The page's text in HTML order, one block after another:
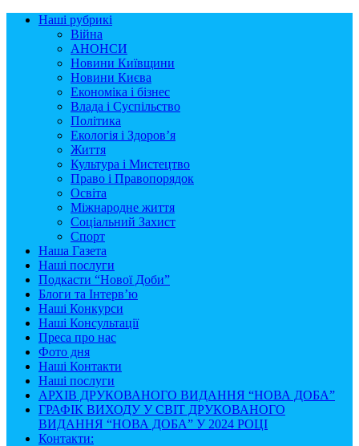
Наші рубрикі
Війна
АНОНСИ
Новини Київщини
Новини Києва
Економіка і бізнес
Влада і Суспільство
Політика
Екологія і Здоров’я
Життя
Культура і Мистецтво
Право і Правопорядок
Освіта
Міжнародне життя
Соціальний Захист
Спорт
Наша Газета
Наші послуги
Подкасти “Нової Доби”
Блоги та Інтерв’ю
Наші Конкурси
Наші Консультації
Преса про нас
Фото дня
Наші Контакти
Наші послуги
АРХІВ ДРУКОВАНОГО ВИДАННЯ “НОВА ДОБА”
ГРАФІК ВИХОДУ У СВІТ ДРУКОВАНОГО
ВИДАННЯ “НОВА ДОБА” У 2024 РОЦІ
Контакти: